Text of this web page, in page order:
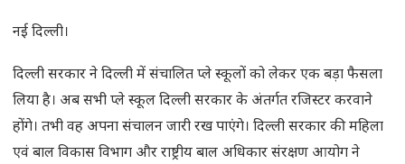
नई दिल्ली।
दिल्ली सरकार ने दिल्ली में संचालित प्ले स्कूलों को लेकर एक बड़ा फैसला
लिया है। अब सभी प्ले स्कूल दिल्ली सरकार के अंतर्गत रजिस्टर करवाने
होंगे। तभी वह अपना संचालन जारी रख पाएंगे। दिल्ली सरकार की महिला
एवं बाल विकास विभाग और राष्ट्रीय बाल अधिकार संरक्षण आयोग ने